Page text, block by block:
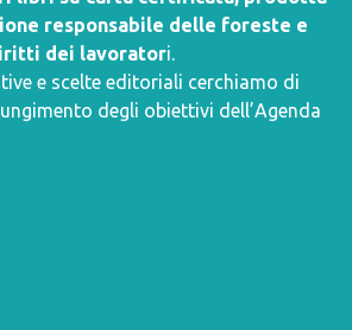
responsabile delle foreste e
dei lavoratori.
e scelte editoriali cerchiamo di
degli obiettivi dell’Agenda